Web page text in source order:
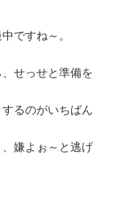
ですね～。
せっせと準備を
るのがいちばん
嫌よぉ～と逃げ